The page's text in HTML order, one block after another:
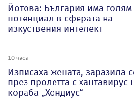
Йотова: България има голям
потенциал в сферата на
изкуствения интелект
10 часа
Изписаха жената, заразила
през пролетта с хантавирус
кораба „Хондиус“